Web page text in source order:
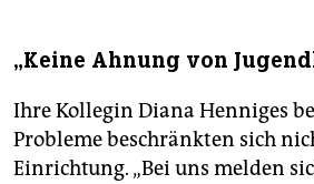
„Keine Ahnung von
Ihre Kollegin Diana Henniges
Probleme beschränkten sich
Einrichtung. „Bei uns melden